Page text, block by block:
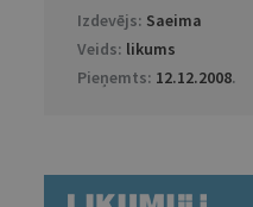
Izdevējs: Saeima
Veids: likums
Pieņemts: 12.12.2008.